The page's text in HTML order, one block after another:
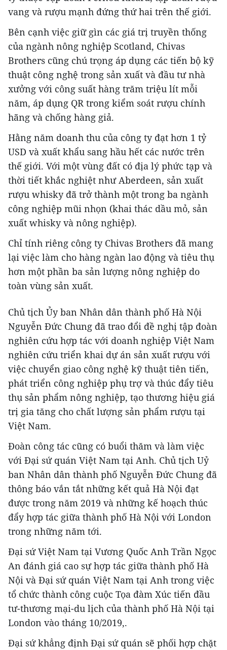
vang và rượu mạnh đứng thứ hai trên thế giới.
Bên cạnh việc giữ gìn các giá trị truyền thống
của ngành nông nghiệp Scotland, Chivas
Brothers cũng chú trọng áp dụng các tiến bộ kỹ
thuật công nghệ trong sản xuất và đầu tư nhà
xưởng với công suất hàng trăm triệu lít mỗi
năm, áp dụng QR trong kiểm soát rượu chính
hãng và chống hàng giả.
Hằng năm doanh thu của công ty đạt hơn 1 tỷ
USD và xuất khẩu sang hầu hết các nước trên
thế giới. Với một vùng đất có địa lý phức tạp và
thời tiết khắc nghiệt như Aberdeen, sản xuất
rượu whisky đã trở thành một trong ba ngành
công nghiệp mũi nhọn (khai thác dầu mỏ, sản
xuất whisky và nông nghiệp).
Chỉ tính riêng công ty Chivas Brothers đã mang
lại việc làm cho hàng ngàn lao động và tiêu thụ
hơn một phần ba sản lượng nông nghiệp do
toàn vùng sản xuất.
Chủ tịch Ủy ban Nhân dân thành phố Hà Nội
Nguyễn Đức Chung đã trao đổi đề nghị tập đoàn
nghiên cứu hợp tác với doanh nghiệp Việt Nam
nghiên cứu triển khai dự án sản xuất rượu với
việc chuyển giao công nghệ kỹ thuật tiên tiến,
phát triển công nghiệp phụ trợ và thúc đẩy tiêu
thụ sản phẩm nông nghiệp, tạo thương hiệu giá
trị gia tăng cho chất lượng sản phẩm rượu tại
Việt Nam.
Đoàn công tác cũng có buổi thăm và làm việc
với Đại sứ quán Việt Nam tại Anh. Chủ tịch Uỷ
ban Nhân dân thành phố Nguyễn Đức Chung đã
thông báo vắn tắt những kết quả Hà Nội đạt
được trong năm 2019 và những kế hoạch thúc
đẩy hợp tác giữa thành phố Hà Nội với London
trong những năm tới.
Đại sứ Việt Nam tại Vương Quốc Anh Trần Ngọc
An đánh giá cao sự hợp tác giữa thành phố Hà
Nội và Đại sứ quán Việt Nam tại Anh trong việc
tổ chức thành công cuộc Tọa đàm Xúc tiến đầu
tư-thương mại-du lịch của thành phố Hà Nội tại
London vào tháng 10/2019,.
Đại sứ khẳng định Đại sứ quán sẽ phối hợp chặt